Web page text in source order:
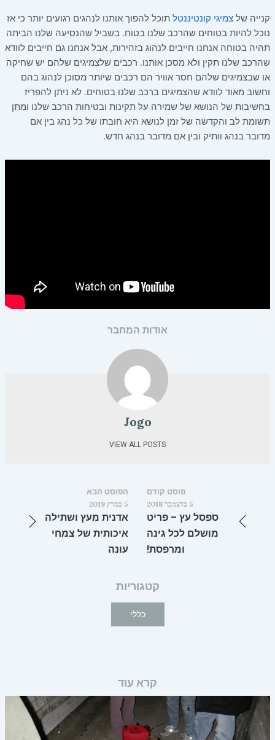
קנייה של צמיגי קונטיננטלתוכל להפוך אותנו לנהגים רגועים יותר כי אז
נוכל להיות בטוחים שהרכב שלנו בטוח. בשביל שהנסיעה שלנו הביתה
תהיה בטוחה אנחנו חייבים לנהוג בזהירות, אבל אנחנו גם חייבים לוודא
שהרכב שלנו תקין ולא מסכן אותנו. רכבים שלצמיגים שלהם יש שחיקה
או שבצמיגים שלהם חסר אוויר הם רכבים שיותר מסוכן לנהוג בהם
וחשוב מאוד לוודא שהצמיגים ברכב שלנו בטוחים. לא ניתן להפריז
בחשיבות של הנושא של שמירה על תקינות ובטיחות הרכב שלנו ומתן
תשומת לב והקדשה של זמן לנושא היא חובתו של כל נהג בין אם
מדובר בנהג וותיק ובין אם מדובר בנהג חדש.
אודות המחבר
Jogo
VIEW ALL POSTS
פוסט קודם
5 בדצמבר 2018
ספסל עץ – פריט
מושלם לכל גינה
ומרפסת!
הפוסט הבא
5 במרץ 2019
אדנית מעץ ושתילה
איכותית של צמחי
עונה
קטגוריות
כללי
קרא עוד